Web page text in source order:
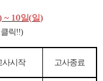
~ 10일(일)
릭!!)
사시작 고사종료